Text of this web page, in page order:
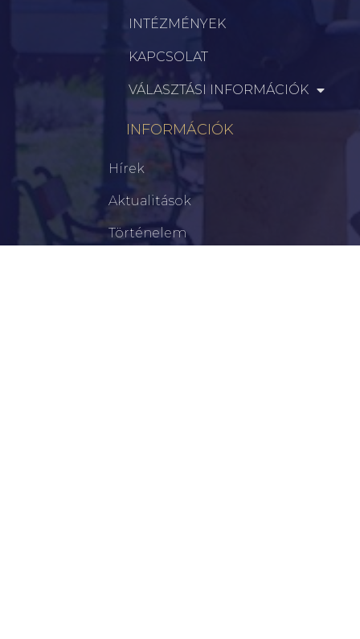
INTÉZMÉNYEK
KAPCSOLAT
VÁLASZTÁSI INFORMÁCIÓK
INFORMÁCIÓK
Hírek
Aktualitások
Történelem